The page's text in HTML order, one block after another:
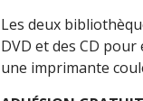
Les deux
DVD et des CD
une imprimante